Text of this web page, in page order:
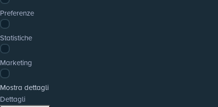
Preferenze
Statistiche
Marketing
Mostra dettagli
Dettagli